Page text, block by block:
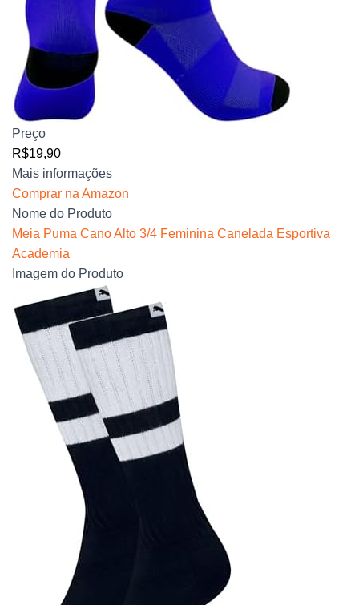
Preço
R$19,90
Mais informações
Comprar na Amazon
Nome do Produto
Meia Puma Cano Alto 3/4 Feminina Canelada Esportiva
Academia
Imagem do Produto